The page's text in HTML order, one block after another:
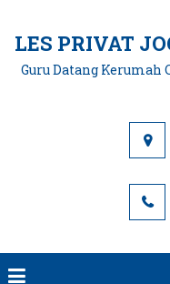
content
LES PRIVAT
Guru Datang Kerumah